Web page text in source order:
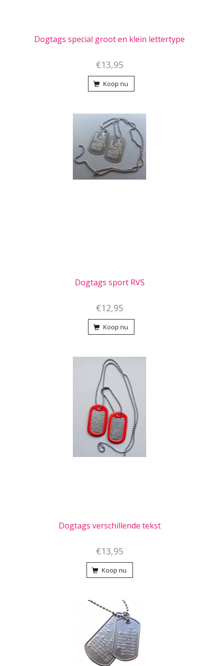
Dogtags special groot en klein lettertype
€13,95
Koop nu
Dogtags sport RVS
€12,95
Koop nu
Dogtags verschillende tekst
€13,95
Koop nu